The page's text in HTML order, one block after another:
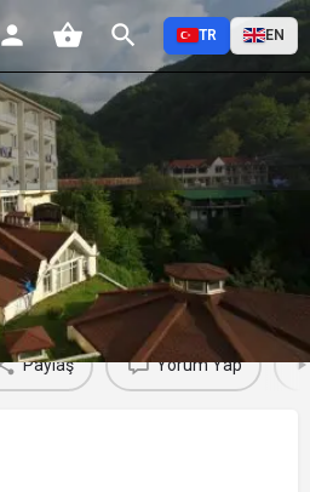
TR EN
Etkinlikler 0 Jobs 0
Paylaş Yorum Yap